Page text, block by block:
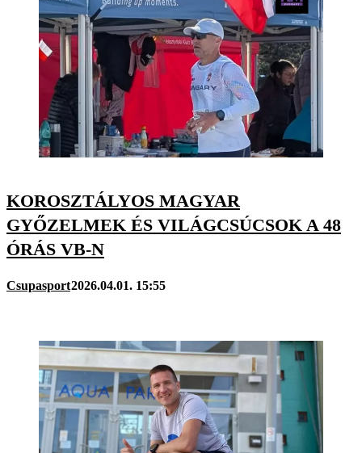
KOROSZTÁLYOS MAGYAR
GYŐZELMEK ÉS VILÁGCSÚCSOK A 48
ÓRÁS VB-N
Csupasport2026.04.01. 15:55